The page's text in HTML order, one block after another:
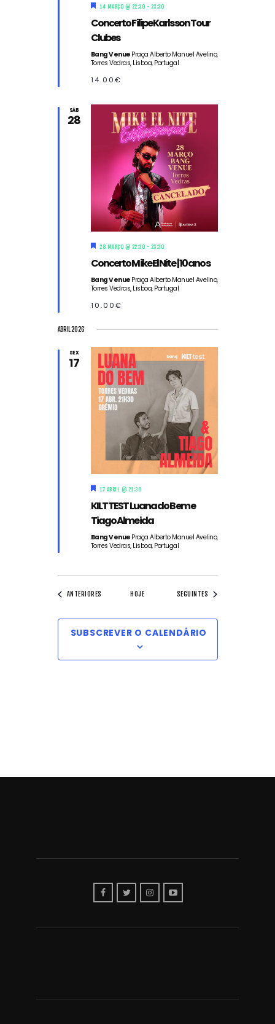
D
s
t
a
q
u
14 MARÇO @ 22:30 - 23:30
Concerto Filipe Karlsson Tour
Clubes
Bang Venue Praça Alberto Manuel Avelino,
Torres Vedras, Lisboa, Portugal
14.00€
SÁB
28
D
s
a
28 MARÇO @ 22:30 - 23:30
Concerto Mike El Nite | 10 anos
Bang Venue Praça Alberto Manuel Avelino,
Torres Vedras, Lisboa, Portugal
10.00€
ABRIL 2026
SEX
17
D
s
t
a
q
u
17 ABRIL @ 21:30
KILT TEST Luana do Bem e
Tiago Almeida
Bang Venue Praça Alberto Manuel Avelino,
Torres Vedras, Lisboa, Portugal
EVENTOS
ANTERIORES HOJE EVENTOS
SEGUINTES
SUBSCREVER O CALENDÁRIO